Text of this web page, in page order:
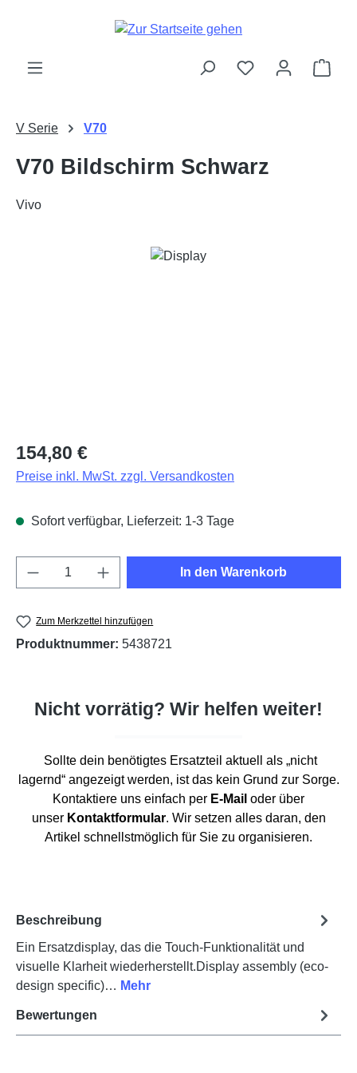
Zum Hauptinhalt springen
V Serie V70
V70 Bildschirm Schwarz
Vivo
Bildergalerie überspringen
Regulärer Preis:
154,80 €
Preise inkl. MwSt. zzgl. Versandkosten
Sofort verfügbar, Lieferzeit: 1-3 Tage
Produkt Anzahl: Gib den gewünschten
In den Warenkorb
Zum Merkzettel hinzufügen
Produktnummer: 5438721
Nicht vorrätig? Wir helfen weiter!
Sollte dein benötigtes Ersatzteil aktuell als „nicht
lagernd“ angezeigt werden, ist das kein Grund zur Sorge.
Kontaktiere uns einfach per E-Mail oder über
unser Kontaktformular. Wir setzen alles daran, den
Artikel schnellstmöglich für Sie zu organisieren.
Beschreibung
Ein Ersatzdisplay, das die Touch-Funktionalität und
visuelle Klarheit wiederherstellt.Display assembly (eco-
design specific)… Mehr
Bewertungen